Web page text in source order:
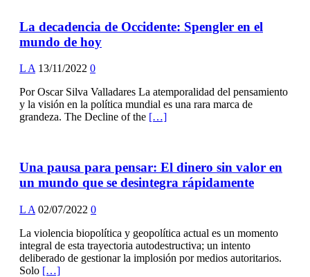
La decadencia de Occidente: Spengler en el
mundo de hoy
L A 13/11/2022 0
Por Oscar Silva Valladares La atemporalidad del pensamiento
y la visión en la política mundial es una rara marca de
grandeza. The Decline of the […]
Una pausa para pensar: El dinero sin valor en
un mundo que se desintegra rápidamente
L A 02/07/2022 0
La violencia biopolítica y geopolítica actual es un momento
integral de esta trayectoria autodestructiva; un intento
deliberado de gestionar la implosión por medios autoritarios.
Solo […]